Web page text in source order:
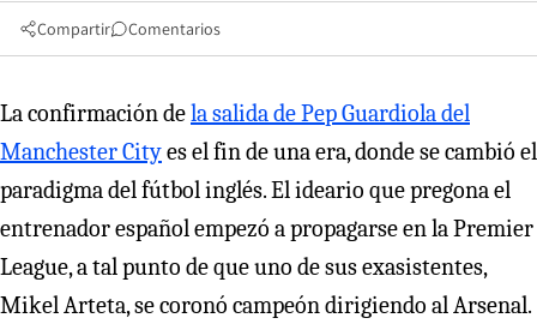
Compartir Comentarios
La confirmación dela salida de Pep Guardiola del
Manchester Cityes el fin de una era, donde se cambió el
paradigma del fútbol inglés. El ideario que pregona el
entrenador español empezó a propagarse en la Premier
League, a tal punto de que uno de sus exasistentes,
Mikel Arteta, se coronó campeón dirigiendo al Arsenal.